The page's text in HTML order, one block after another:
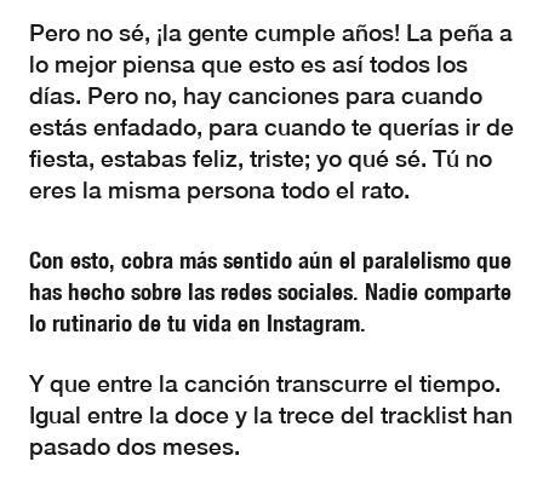
Pero no sé, ¡la gente cumple años! La peña a
lo mejor piensa que esto es así todos los
días. Pero no, hay canciones para cuando
estás enfadado, para cuando te querías ir de
fiesta, estabas feliz, triste; yo qué sé. Tú no
eres la misma persona todo el rato.
Con esto, cobra más sentido aún el paralelismo que
has hecho sobre las redes sociales. Nadie comparte
lo rutinario de tu vida en Instagram.
Y que entre la canción transcurre el tiempo.
Igual entre la doce y la trece del tracklist han
pasado dos meses.